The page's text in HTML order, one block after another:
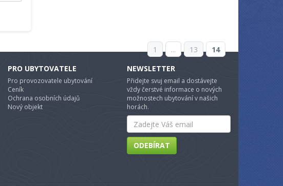
1 ... 13
14
PRO UBYTOVATELE
Pro provozovatele ubytování
Ceník
Ochrana osobních údajů
Nový objekt
NEWSLETTER
Přidejte svuj email a dostávejte
vždy čerstvé informace o nových
možnostech ubytování v našich
horách.
Email
ODEBÍRAT